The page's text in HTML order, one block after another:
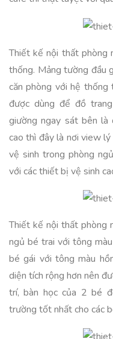
Thiết kế nội thất phòng
thống. Mảng tường đầu
căn phòng với hệ
được dùng để đồ
giường ngay sát bên
cao thì đây là nơi view
vệ sinh trong phòng
với các thiết bị vệ sinh
Thiết kế nội thất phòng
ngủ bé trai với tông
bé gái với tông màu
diện tích rộng hơn nên
trí, bàn học của 2 bé
trường tốt nhất cho các